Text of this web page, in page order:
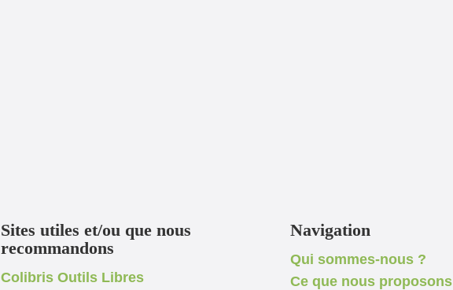
Sites utiles et/ou que nous
recommandons
Colibris Outils Libres
Navigation
Qui sommes-nous ?
Ce que nous proposons